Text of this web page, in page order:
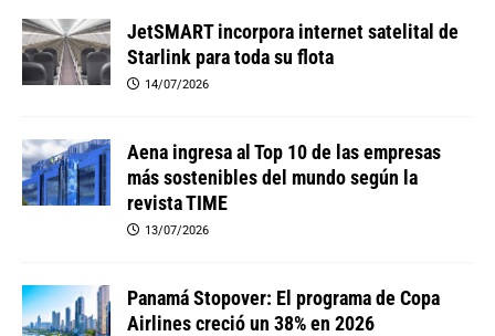
JetSMART incorpora internet satelital de
Starlink para toda su flota
14/07/2026
Aena ingresa al Top 10 de las empresas
más sostenibles del mundo según la
revista TIME
13/07/2026
Panamá Stopover: El programa de Copa
Airlines creció un 38% en 2026